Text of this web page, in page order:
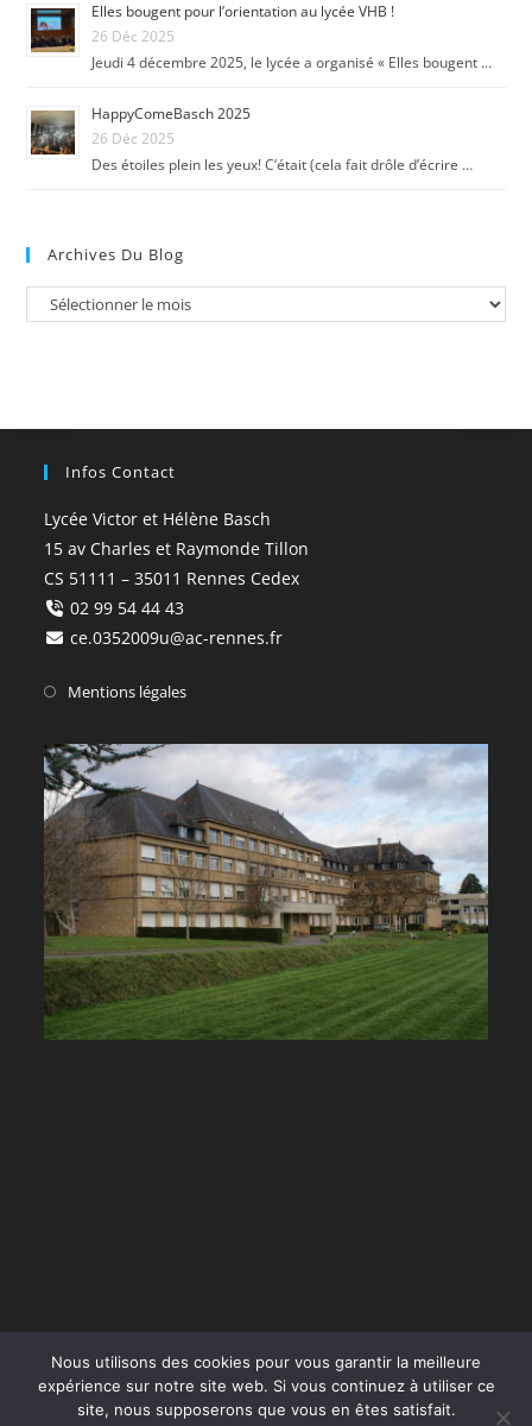
Elles bougent pour l’orientation au lycée VHB !
26 Déc 2025
Jeudi 4 décembre 2025, le lycée a organisé « Elles bougent …
HappyComeBasch 2025
26 Déc 2025
Des étoiles plein les yeux! C’était (cela fait drôle d’écrire …
Archives Du Blog
Infos Contact
Lycée Victor et Hélène Basch
15 av Charles et Raymonde Tillon
CS 51111 – 35011 Rennes Cedex
02 99 54 44 43
ce.0352009u@ac-rennes.fr
Mentions légales
Nous utilisons des cookies pour vous garantir la meilleure
expérience sur notre site web. Si vous continuez à utiliser ce
site, nous supposerons que vous en êtes satisfait.